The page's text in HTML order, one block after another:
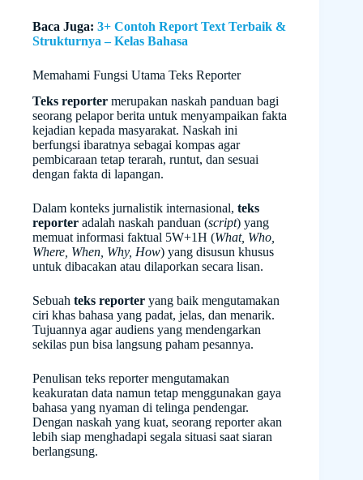
Baca Juga: 3+ Contoh Report Text Terbaik &
Strukturnya – Kelas Bahasa
Memahami Fungsi Utama Teks Reporter
Teks reporter merupakan naskah panduan bagi
seorang pelapor berita untuk menyampaikan fakta
kejadian kepada masyarakat. Naskah ini
berfungsi ibaratnya sebagai kompas agar
pembicaraan tetap terarah, runtut, dan sesuai
dengan fakta di lapangan.
Dalam konteks jurnalistik internasional, teks
reporter adalah naskah panduan (script) yang
memuat informasi faktual 5W+1H (What, Who,
Where, When, Why, How) yang disusun khusus
untuk dibacakan atau dilaporkan secara lisan.
Sebuah teks reporter yang baik mengutamakan
ciri khas bahasa yang padat, jelas, dan menarik.
Tujuannya agar audiens yang mendengarkan
sekilas pun bisa langsung paham pesannya.
Penulisan teks reporter mengutamakan
keakuratan data namun tetap menggunakan gaya
bahasa yang nyaman di telinga pendengar.
Dengan naskah yang kuat, seorang reporter akan
lebih siap menghadapi segala situasi saat siaran
berlangsung.